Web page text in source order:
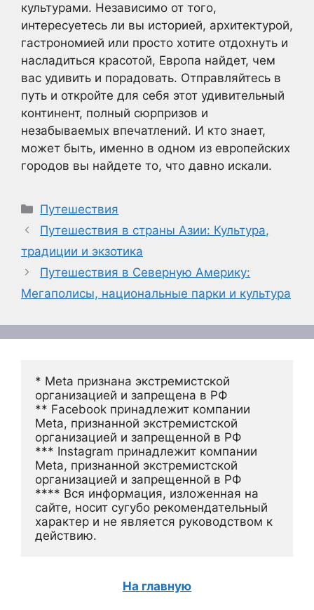
культурами. Независимо от того,
интересуетесь ли вы историей, архитектурой,
гастрономией или просто хотите отдохнуть и
насладиться красотой, Европа найдет, чем
вас удивить и порадовать. Отправляйтесь в
путь и откройте для себя этот удивительный
континент, полный сюрпризов и
незабываемых впечатлений. И кто знает,
может быть, именно в одном из европейских
городов вы найдете то, что давно искали.
Рубрики
Путешествия
Путешествия в страны Азии: Культура,
традиции и экзотика
Путешествия в Северную Америку:
Мегаполисы, национальные парки и культура
* Meta признана экстремистской
организацией и запрещена в РФ
** Facebook принадлежит компании
Meta, признанной экстремистской
организацией и запрещенной в РФ
*** Instagram принадлежит компании
Meta, признанной экстремистской
организацией и запрещенной в РФ
**** Вся информация, изложенная на
сайте, носит сугубо рекомендательный
характер и не является руководством к
действию.
На главную